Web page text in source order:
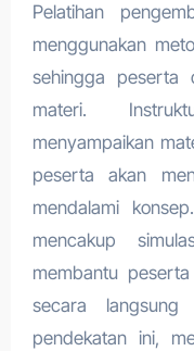
Pelatihan
menggunakan
sehingga peserta
materi.
menyampaikan
peserta akan
mendalami
mencakup
membantu
secara
pendekatan ini,